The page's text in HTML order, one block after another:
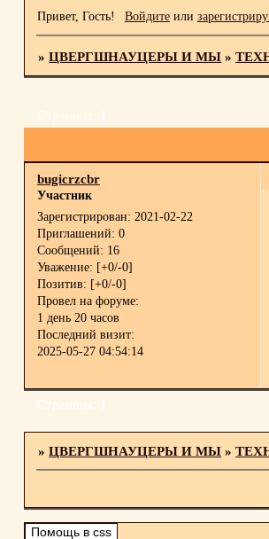
Привет, Гость! Войдитеили
»ЦВЕРГШНАУЦЕРЫ И МЫ »
Страница: 1
bugicrzcbr
Участник
Зарегистрирован: 2021-02-22
Приглашений: 0
Сообщений: 16
Уважение: [+0/-0]
Позитив: [+0/-0]
Провел на форуме:
1 день 20 часов
Последний визит:
2025-05-27 04:54:14
Страница: 1
»ЦВЕРГШНАУЦЕРЫ И МЫ »